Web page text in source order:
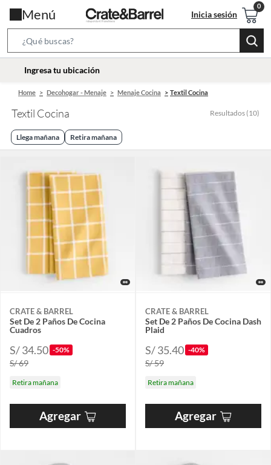
Menú Inicia sesión
Bar
location-
Ingresa tu ubicación
Home Decohogar - Menaje Menaje Cocina Textil Cocina
Textil Cocina Resultados (10)
Llega mañana Retira mañana
CRATE & BARREL
Set De 2 Paños De Cocina
Cuadros
S/ 34.50 -50%
S/ 69
Retira mañana
Agregar
CRATE & BARREL
Set De 2 Paños De Cocina Dash
Plaid
S/ 35.40 -40%
S/ 59
Retira mañana
Agregar